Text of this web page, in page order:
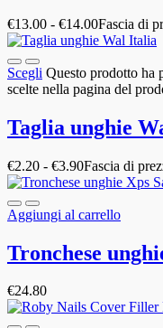
€13.00 - €14.00Fascia di
Scegli Questo prodotto ha
scelte nella pagina del
Taglia unghie
€2.20 - €3.90Fascia di
Aggiungi al carrello
Tronchese
€24.80